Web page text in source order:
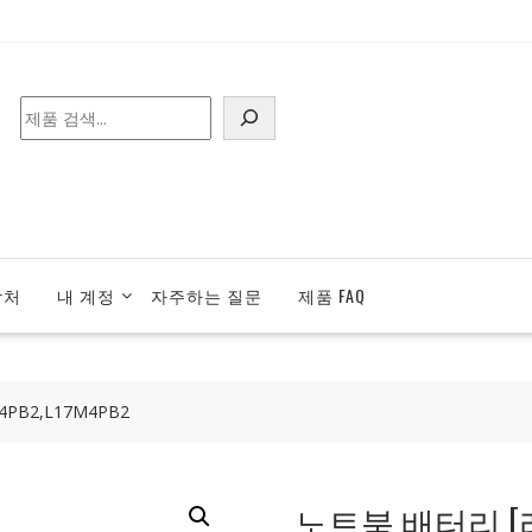
검
색
내 계정 자주하는 질문 제품 FAQ
노트북 배터리 [